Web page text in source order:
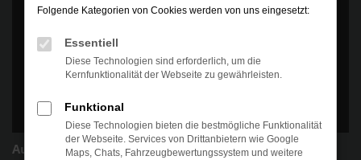
Autohaus Chris Friedel
Folgende Kategorien von Cookies werden von uns eingesetzt:
Essentiell
Diese Technologien sind erforderlich, um die
Kernfunktionalität der Webseite zu gewährleisten.
Funktional
Diese Technologien bieten die bestmögliche Funktionalität
der Webseite. Services von Drittanbietern wie Google
Maps, Chats, Fahrzeugbewertungssystem und weitere